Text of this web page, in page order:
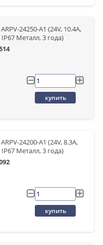
24250-A1 (24V, 10.4A,
Металл, 3 года)
купить
24200-A1 (24V, 8.3A,
Металл, 3 года)
купить